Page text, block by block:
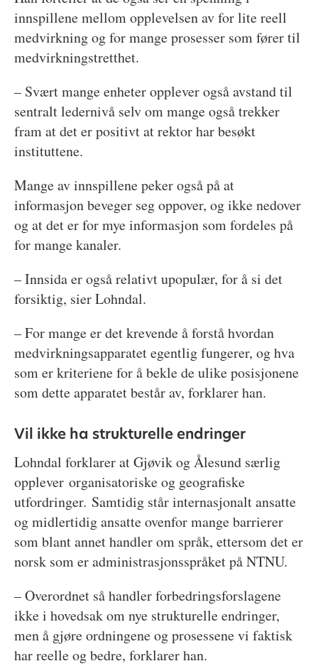
innspillene mellom opplevelsen av for lite reell
medvirkning og for mange prosesser som fører til
medvirkningstretthet.
– Svært mange enheter opplever også avstand til
sentralt ledernivå selv om mange også trekker
fram at det er positivt at rektor har besøkt
instituttene.
Mange av innspillene peker også på at
informasjon beveger seg oppover, og ikke nedover
og at det er for mye informasjon som fordeles på
for mange kanaler.
– Innsida er også relativt upopulær, for å si det
forsiktig, sier Lohndal.
– For mange er det krevende å forstå hvordan
medvirkningsapparatet egentlig fungerer, og hva
som er kriteriene for å bekle de ulike posisjonene
som dette apparatet består av, forklarer han.
Vil ikke ha strukturelle endringer
Lohndal forklarer at Gjøvik og Ålesund særlig
opplever organisatoriske og geografiske
utfordringer. Samtidig står internasjonalt ansatte
og midlertidig ansatte ovenfor mange barrierer
som blant annet handler om språk, ettersom det er
norsk som er administrasjonsspråket på NTNU.
– Overordnet så handler forbedringsforslagene
ikke i hovedsak om nye strukturelle endringer,
men å gjøre ordningene og prosessene vi faktisk
har reelle og bedre, forklarer han.